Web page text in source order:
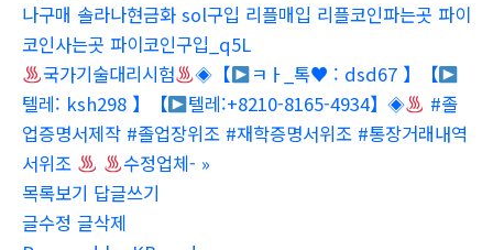
나구매 솔라나현금화 sol구입 리플매입 리플코인파는곳 파이
코인사는곳 파이코인구입_q5L
국가기술대리시험
◈【 ㅋㅏ_톡♥ : dsd67 】【
텔레: ksh298 】【
텔레:+8210-8165-4934】◈
#졸
업증명서제작 #졸업장위조 #재학증명서위조 #통장거래내역
서위조
수정업체- »
목록보기 답글쓰기
글수정 글삭제